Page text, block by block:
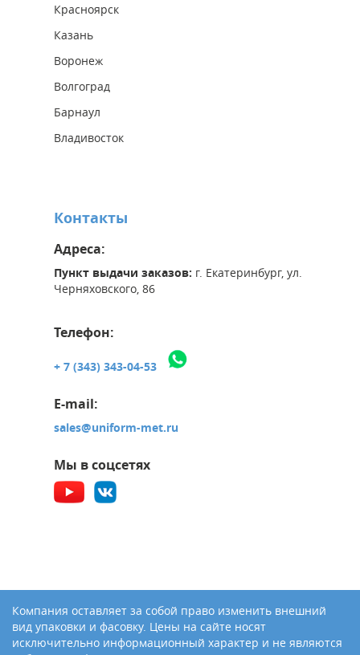
Красноярск
Казань
Воронеж
Волгоград
Барнаул
Владивосток
Контакты
Адреса:
Пункт выдачи заказов: г. Екатеринбург, ул.
Черняховского, 86
Телефон:
+ 7 (343) 343-04-53
E-mail:
sales@uniform-met.ru
Мы в соцсетях
Компания оставляет за собой право изменить внешний
вид упаковки и фасовку. Цены на сайте носят
исключительно информационный характер и не являются